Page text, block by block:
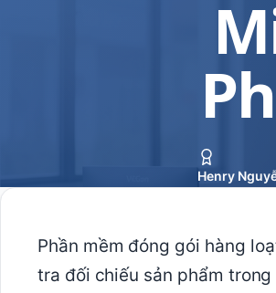
Henry
Phần mềm đóng gói hàng
tra đối chiếu sản phẩm